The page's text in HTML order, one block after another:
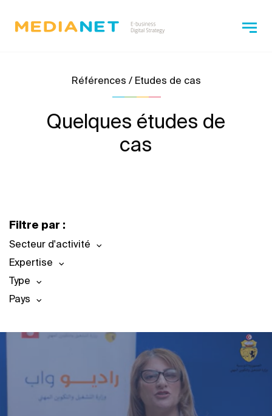
Références / Etudes de cas
Quelques études de
cas
Filtre par :
Secteur d'activité
Expertise
Type
Pays